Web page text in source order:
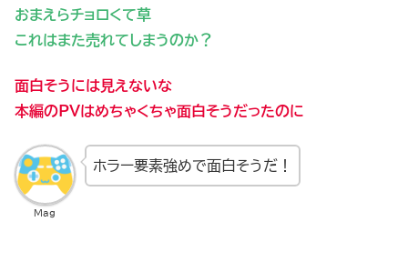
おまえらチョロくて草
これはまた売れてしまうのか？
面白そうには見えないな
本編のPVはめちゃくちゃ面白そうだったのに
Mag
ホラー要素強めで面白そうだ！